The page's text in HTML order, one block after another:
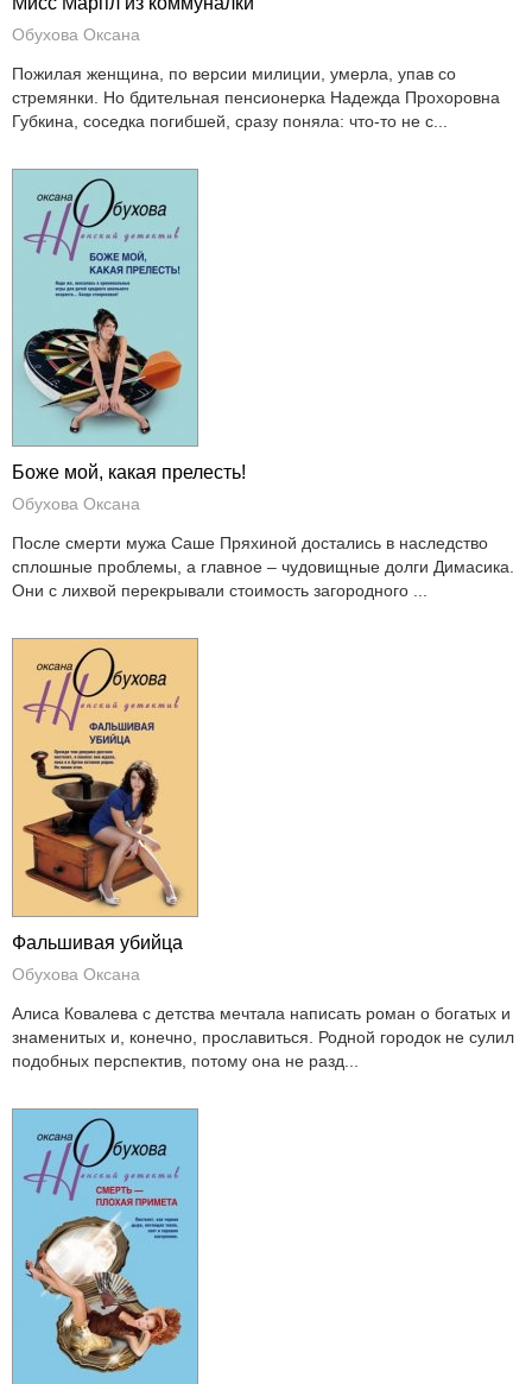
Обухова Оксана
Пожилая женщина, по версии милиции, умерла, упав со
стремянки. Но бдительная пенсионерка Надежда Прохоровна
Губкина, соседка погибшей, сразу поняла: что-то не с...
Боже мой, какая прелесть!
Обухова Оксана
После смерти мужа Саше Пряхиной достались в наследство
сплошные проблемы, а главное – чудовищные долги Димасика.
Они с лихвой перекрывали стоимость загородного ...
Фальшивая убийца
Обухова Оксана
Алиса Ковалева с детства мечтала написать роман о богатых и
знаменитых и, конечно, прославиться. Родной городок не сулил
подобных перспектив, потому она не разд...